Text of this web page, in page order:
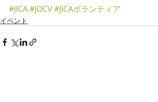
#JICA#JOCV#JICAボランティア
イベント